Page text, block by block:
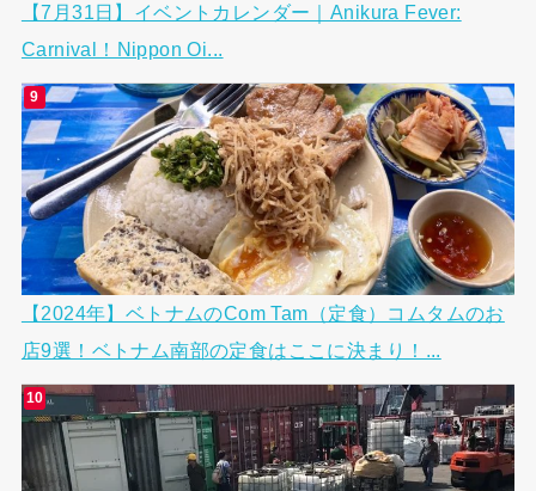
【7月31日】イベントカレンダー｜Anikura Fever:
Carnival！Nippon Oi...
【2024年】ベトナムのCom Tam（定食）コムタムのお
店9選！ベトナム南部の定食はここに決まり！...